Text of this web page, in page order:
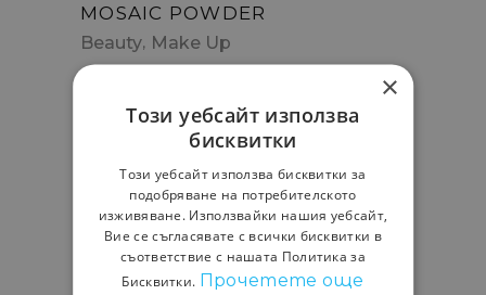
MOSAIC POWDER
Beauty Make Up
×
Този уебсайт използва
бисквитки
Този уебсайт използва бисквитки за
подобряване на потребителското
изживяване. Използвайки нашия уебсайт,
Вие се съгласявате с всички бисквитки в
съответствие с нашата Политика за
Бисквитки. Прочетете още